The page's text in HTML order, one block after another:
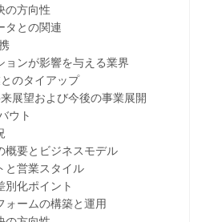
方向性
との関連
ンが影響を与える業界
のタイアップ
望および今後の事業展開
ウト
要とビジネスモデル
営業スタイル
化ポイント
ームの構築と運用